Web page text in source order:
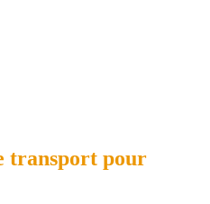
transport pour